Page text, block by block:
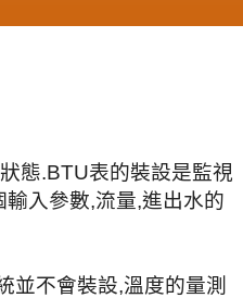
態.BTU表的裝設是監視
入參數,流量,進出水的
並不會裝設,溫度的量測